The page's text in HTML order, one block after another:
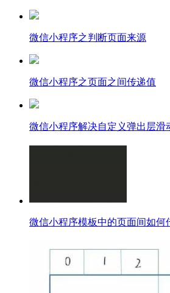
微信小程序之判断页面来源
微信小程序之页面之间传递值
微信小程序解决自定义弹出层滑
微信小程序模板中的页面间如何